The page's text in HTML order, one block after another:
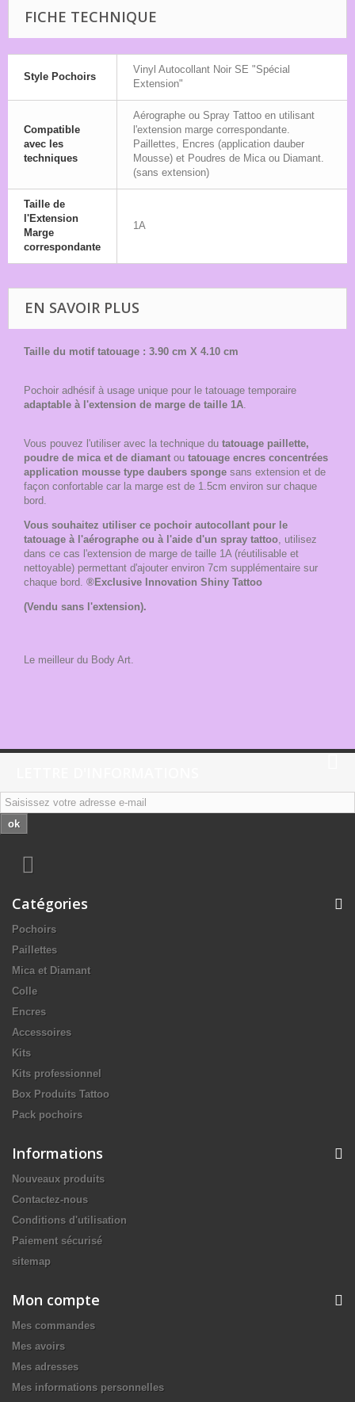
FICHE TECHNIQUE
Style Pochoirs
Vinyl Autocollant Noir SE "Spécial
Extension"
Compatible
avec les
techniques
Aérographe ou Spray Tattoo en utilisant
l'extension marge correspondante.
Paillettes, Encres (application dauber
Mousse) et Poudres de Mica ou Diamant.
(sans extension)
Taille de
l'Extension
Marge
correspondante
1A
EN SAVOIR PLUS
Taille du motif tatouage : 3.90 cm X 4.10 cm
Pochoir adhésif à usage unique pour le tatouage temporaire
adaptable à l'extension de marge de taille 1A.
Vous pouvez l'utiliser avec la technique du tatouage paillette,
poudre de mica et de diamant ou tatouage encres concentrées
application mousse type daubers sponge sans extension et de
façon confortable car la marge est de 1.5cm environ sur chaque
bord.
Vous souhaitez utiliser ce pochoir autocollant pour le
tatouage à l'aérographe ou à l'aide d'un spray tattoo, utilisez
dans ce cas l'extension de marge de taille 1A (réutilisable et
nettoyable) permettant d'ajouter environ 7cm supplémentaire sur
chaque bord. ®Exclusive Innovation Shiny Tattoo
(Vendu sans l'extension).
Le meilleur du Body Art.
ok
Catégories
Pochoirs
Paillettes
Mica et Diamant
Colle
Encres
Accessoires
Kits
Kits professionnel
Box Produits Tattoo
Pack pochoirs
Informations
Nouveaux produits
Contactez-nous
Conditions d'utilisation
Paiement sécurisé
sitemap
Mon compte
Mes commandes
Mes avoirs
Mes adresses
Mes informations personnelles